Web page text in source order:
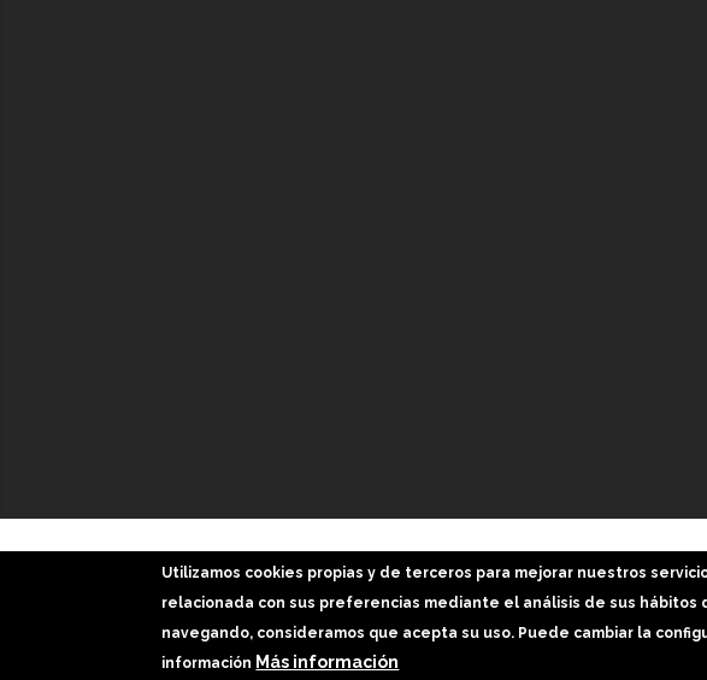
GaliciaDigital 2019-2026
Aviso Legal
Política de Privacidad - Política Cookies
Imágenes slider: Freepik
Utilizamos cookies propias y de terceros para mejorar nuestros
relacionada con sus preferencias mediante el análisis de sus hábitos
navegando, consideramos que acepta su uso. Puede cambiar la
información Más información